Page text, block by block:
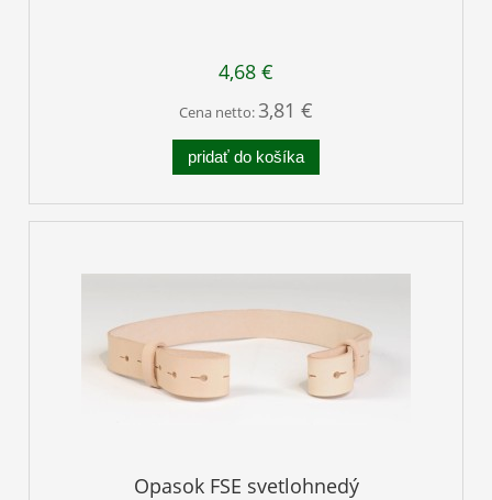
4,68 €
Cena netto:3,81 €
pridať do košíka
Opasok FSE svetlohnedý